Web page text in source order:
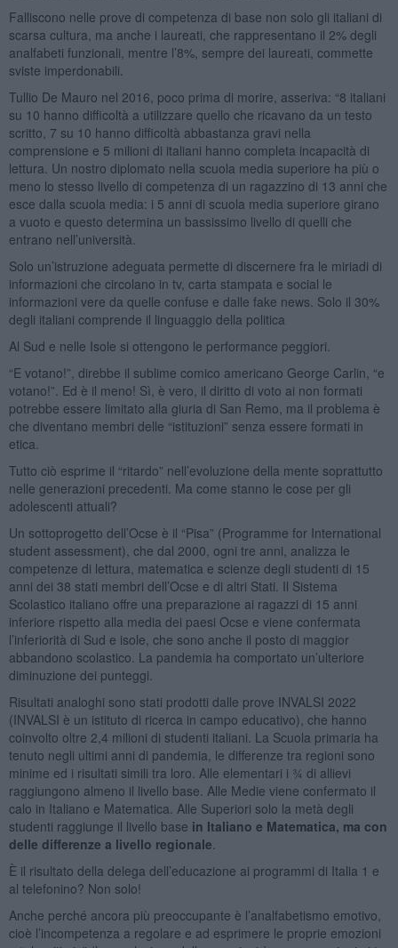
Falliscono nelle prove di competenza di base non solo gli italiani di
scarsa cultura, ma anche i laureati, che rappresentano il 2% degli
analfabeti funzionali, mentre l’8%, sempre dei laureati, commette
sviste imperdonabili.
Tullio De Mauro nel 2016, poco prima di morire, asseriva: “8 italiani
su 10 hanno difficoltà a utilizzare quello che ricavano da un testo
scritto, 7 su 10 hanno difficoltà abbastanza gravi nella
comprensione e 5 milioni di italiani hanno completa incapacità di
lettura. Un nostro diplomato nella scuola media superiore ha più o
meno lo stesso livello di competenza di un ragazzino di 13 anni che
esce dalla scuola media: i 5 anni di scuola media superiore girano
a vuoto e questo determina un bassissimo livello di quelli che
entrano nell’università.
Solo un’istruzione adeguata permette di discernere fra le miriadi di
informazioni che circolano in tv, carta stampata e social le
informazioni vere da quelle confuse e dalle fake news. Solo il 30%
degli italiani comprende il linguaggio della politica
Al Sud e nelle Isole si ottengono le performance peggiori.
“E votano!”, direbbe il sublime comico americano George Carlin, “e
votano!”. Ed è il meno! Sì, è vero, il diritto di voto ai non formati
potrebbe essere limitato alla giuria di San Remo, ma il problema è
che diventano membri delle “istituzioni” senza essere formati in
etica.
Tutto ciò esprime il “ritardo” nell’evoluzione della mente soprattutto
nelle generazioni precedenti. Ma come stanno le cose per gli
adolescenti attuali?
Un sottoprogetto dell’Ocse è il “Pisa” (Programme for International
student assessment), che dal 2000, ogni tre anni, analizza le
competenze di lettura, matematica e scienze degli studenti di 15
anni dei 38 stati membri dell’Ocse e di altri Stati. Il Sistema
Scolastico italiano offre una preparazione ai ragazzi di 15 anni
inferiore rispetto alla media dei paesi Ocse e viene confermata
l’inferiorità di Sud e isole, che sono anche il posto di maggior
abbandono scolastico. La pandemia ha comportato un’ulteriore
diminuzione dei punteggi.
Risultati analoghi sono stati prodotti dalle prove INVALSI 2022
(INVALSI è un istituto di ricerca in campo educativo), che hanno
coinvolto oltre 2,4 milioni di studenti italiani. La Scuola primaria ha
tenuto negli ultimi anni di pandemia, le differenze tra regioni sono
minime ed i risultati simili tra loro. Alle elementari i ¾ di allievi
raggiungono almeno il livello base. Alle Medie viene confermato il
calo in Italiano e Matematica. Alle Superiori solo la metà degli
studenti raggiunge il livello base in Italiano e Matematica, ma con
delle differenze a livello regionale
È il risultato della delega dell’educazione ai programmi di Italia 1 e
al telefonino? Non solo!
Anche perché ancora più preoccupante è l’analfabetismo emotivo,
cioè l’incompetenza a regolare e ad esprimere le proprie emozioni